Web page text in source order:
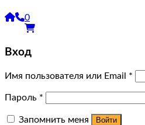
0
Вход
Имя пользователя или Email *
Пароль *
Запомнить меня Войти